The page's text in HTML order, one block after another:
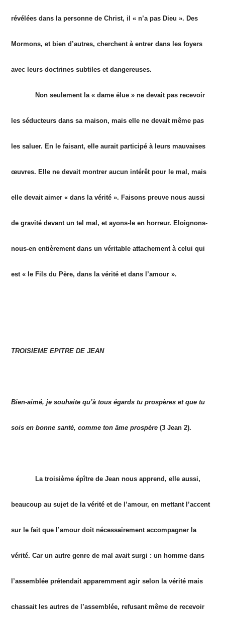
révélées dans la personne de Christ, il « n’a pas Dieu ». Des
Mormons, et bien d’autres, cherchent à entrer dans les foyers
avec leurs doctrines subtiles et dangereuses.
Non seulement la « dame élue » ne devait pas recevoir
les séducteurs dans sa maison, mais elle ne devait même pas
les saluer. En le faisant, elle aurait participé à leurs mauvaises
œuvres. Elle ne devait montrer aucun intérêt pour le mal, mais
elle devait aimer « dans la vérité ». Faisons preuve nous aussi
de gravité devant un tel mal, et ayons-le en horreur. Eloignons-
nous-en entièrement dans un véritable attachement à celui qui
est « le Fils du Père, dans la vérité et dans l’amour ».
TROISIEME EPITRE DE JEAN
Bien-aimé, je souhaite qu’à tous égards tu prospères et que tu
sois en bonne santé, comme ton âme prospère (3Jean 2).
La troisième épître de Jean nous apprend, elle aussi,
beaucoup au sujet de la vérité et de l’amour, en mettant l’accent
sur le fait que l’amour doit nécessairement accompagner la
vérité. Car un autre genre de mal avait surgi : un homme dans
l’assemblée prétendait apparemment agir selon la vérité mais
chassait les autres de l’assemblée, refusant même de recevoir